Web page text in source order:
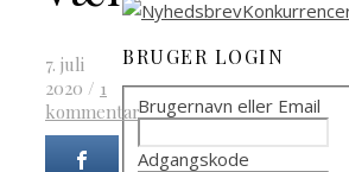
7. juli
2020 / 1
kommentar
BRUGER LOGIN
Brugernavn eller Email
Adgangskode